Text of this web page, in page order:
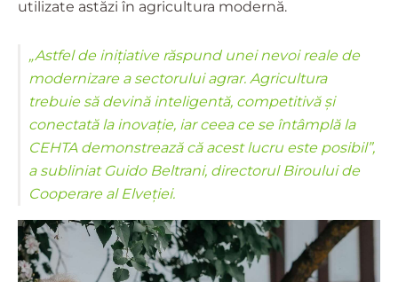
utilizate astăzi în agricultura modernă.
„Astfel de inițiative răspund unei nevoi reale de
modernizare a sectorului agrar. Agricultura
trebuie să devină inteligentă, competitivă și
conectată la inovație, iar ceea ce se întâmplă la
CEHTA demonstrează că acest lucru este posibil”,
a subliniat Guido Beltrani, directorul Biroului de
Cooperare al Elveției.